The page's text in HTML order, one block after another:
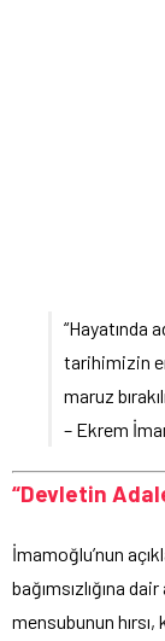
“Hayatında
tarihimizin
maruz
– Ekrem
“Devletin
İmamoğlu’nun
bağımsızlığına
mensubunun